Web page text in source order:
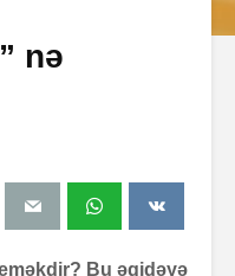
nə
Bu əqidəyə